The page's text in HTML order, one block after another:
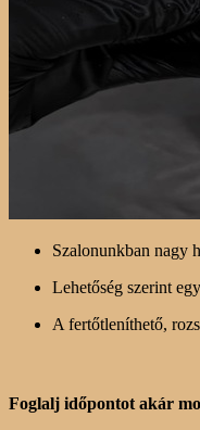
Szalonunkban nagy
Lehetőség szerint
A fertőtleníthető,
Foglalj időpontot akár